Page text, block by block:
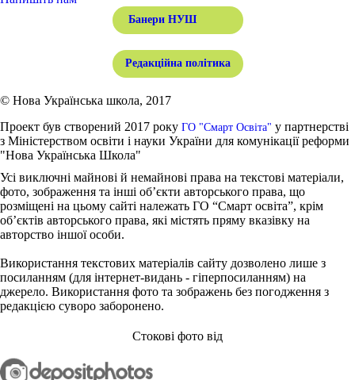
Банери НУШ
Редакційна політика
© Нова Українська школа, 2017
Проект був створений 2017 року ГО "Смарт Освіта" у партнерстві
з Міністерством освіти і науки України для комунікації реформи
"Нова Українська Школа"
Усі виключні майнові й немайнові права на текстові матеріали,
фото, зображення та інші об’єкти авторського права, що
розміщені на цьому сайті належать ГО “Смарт освіта”, крім
об’єктів авторського права, які містять пряму вказівку на
авторство іншої особи.
Використання текстових матеріалів сайту дозволено лише з
посиланням (для інтернет-видань - гіперпосиланням) на
джерело. Використання фото та зображень без погодження з
редакцією суворо заборонено.
Стокові фото від